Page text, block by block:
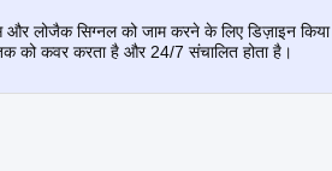
लोजैक सिग्नल को जाम करने के लिए डिज़ाइन किया
को कवर करता है और 24/7 संचालित होता है।